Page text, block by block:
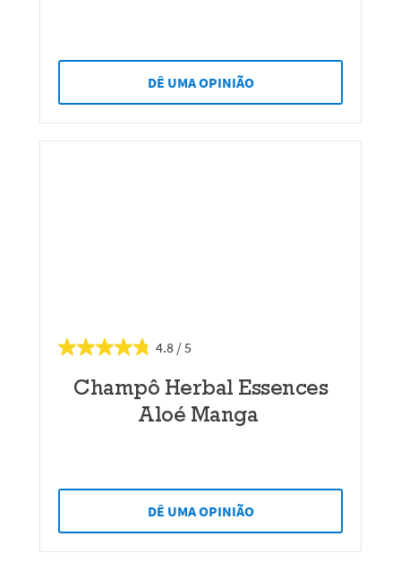
DÊ UMA OPINIÃO
4.8
Champô Herbal Essences
Aloé Manga
DÊ UMA OPINIÃO